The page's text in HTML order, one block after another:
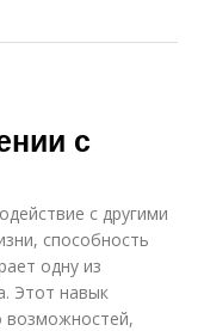
с
с другими
способность
одну из
Этот навык
возможностей,